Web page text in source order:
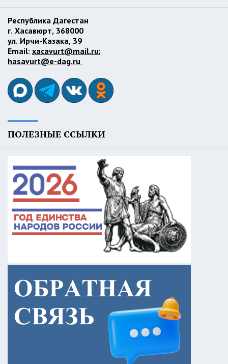
Республика Дагестан
г. Хасавюрт, 368000
ул. Ирчи-Казака, 39
Email: xacavurt@mail.ru;
hasavurt@e-dag.ru
ПОЛЕЗНЫЕ ССЫЛКИ